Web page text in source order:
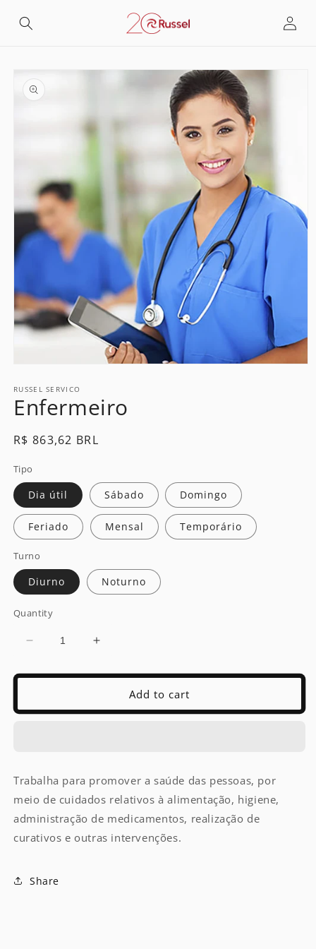
Skip to
content
Log
in
product
information
1
in
modal
RUSSEL SERVICO
Enfermeiro
Regular
R$ 863,62 BRL
Tipo
Dia útil Sábado Domingo
Feriado Mensal Temporário
Turno
Diurno Noturno
Quantity
Decrease
for
Increase
for
EnfermeiroAdd to cart
Trabalha para promover a saúde das pessoas, por
meio de cuidados relativos à alimentação, higiene,
administração de medicamentos, realização de
curativos e outras intervenções.
Share